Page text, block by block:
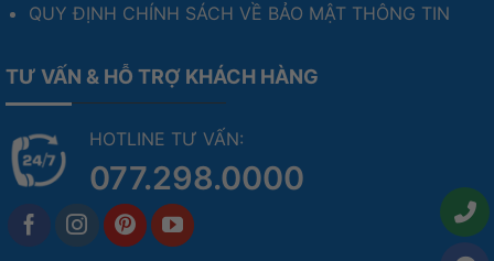
QUY ĐỊNH CHÍNH SÁCH VỀ BẢO MẬT THÔNG TIN
TƯ VẤN & HỖ TRỢ KHÁCH HÀNG
HOTLINE TƯ VẤN:
077.298.0000